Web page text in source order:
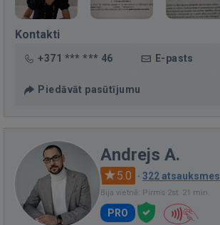
Kontakti
+371 *** *** 46 E-pasts
Piedāvāt pasūtījumu
Andrejs A.
5.0 · 322 atsauksmes
Bija vietnē: Pirms 2st. 21 min.
PRO